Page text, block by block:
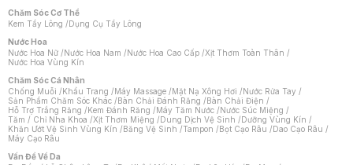
Chăm Sóc Cơ Thể
Kem Tẩy Lông /Dụng Cụ Tẩy Lông
Nước Hoa
Nước Hoa Nữ /Nước Hoa Nam /Nước Hoa Cao Cấp /Xịt Thơm Toàn Thân /
Nước Hoa Vùng Kín
Chăm Sóc Cá Nhân
Chống Muỗi /Khẩu Trang /Máy Massage /Mặt Nạ Xông Hơi /Nước Rửa Tay /
Sản Phẩm Chăm Sóc Khác /Bàn Chải Đánh Răng /Bàn Chải Điện /
Hỗ Trợ Trắng Răng /Kem Đánh Răng /Máy Tăm Nước /Nước Súc Miệng /
Tăm / Chỉ Nha Khoa /Xịt Thơm Miệng /Dung Dịch Vệ Sinh /Dưỡng Vùng Kín /
Khăn Ướt Vệ Sinh Vùng Kín /Băng Vệ Sinh /Tampon /Bọt Cạo Râu /Dao Cạo Râu /
Máy Cạo Râu
Vấn Đề Về Da